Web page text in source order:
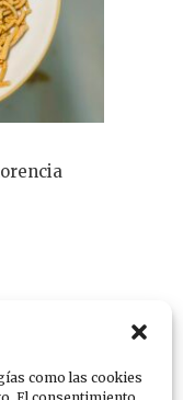
como las cookies